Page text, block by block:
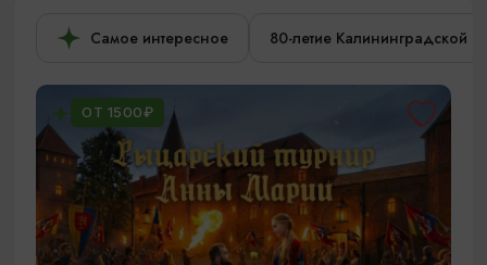
Самое интересное 80-летие Калининградской
ОТ 1500₽